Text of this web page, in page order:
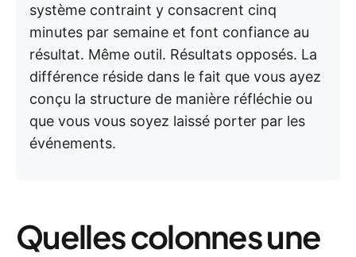
système contraint y consacrent cinq
minutes par semaine et font confiance au
résultat. Même outil. Résultats opposés. La
différence réside dans le fait que vous ayez
conçu la structure de manière réfléchie ou
que vous vous soyez laissé porter par les
événements.
Quelles colonnes une